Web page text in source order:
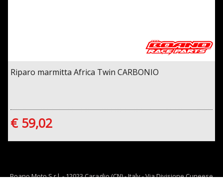
Riparo marmitta Africa Twin CARBONIO
€ 59,02
Boano Moto S.r.l. - 12023 Caraglio (CN) - Italy - Via Divisione Cuneese